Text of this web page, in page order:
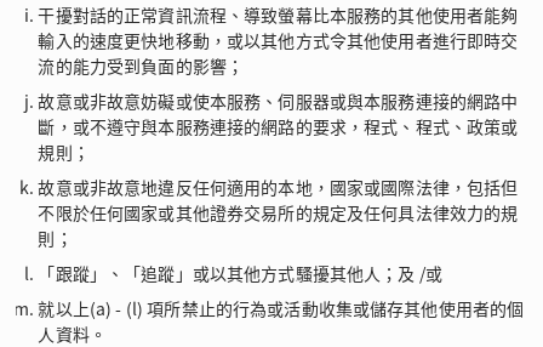
干擾對話的正常資訊流程、導致螢幕比本服務的其他使用者能夠
輸入的速度更快地移動，或以其他方式令其他使用者進行即時交
流的能力受到負面的影響；
故意或非故意妨礙或使本服務、伺服器或與本服務連接的網路中
斷，或不遵守與本服務連接的網路的要求，程式、程式、政策或
規則；
故意或非故意地違反任何適用的本地，國家或國際法律，包括但
不限於任何國家或其他證券交易所的規定及任何具法律效力的規
則；
「跟蹤」、「追蹤」或以其他方式騷擾其他人；及 /或
就以上(a) - (l) 項所禁止的行為或活動收集或儲存其他使用者的個
人資料。